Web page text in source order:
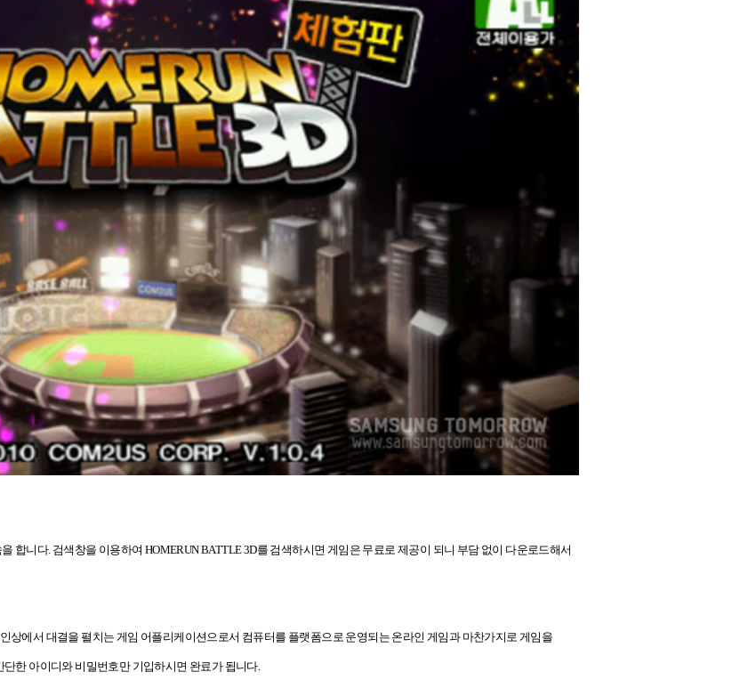
합니다. 검색창을 이용하여 HOMERUN BATTLE 3D를 검색하시면 게임은 무료로 제공이 되니 부담 없이 다운로드해서
상에서 대결을 펼치는 게임 어플리케이션으로서 컴퓨터를 플랫폼으로 운영되는 온라인 게임과 마찬가지로 게임을
한 아이디와 비밀번호만 기입하시면 완료가 됩니다.